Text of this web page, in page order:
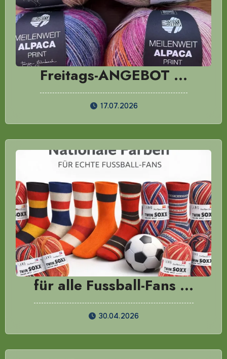
Freitags-ANGEBOT …
17.07.2026
für alle Fussball-Fans …
30.04.2026